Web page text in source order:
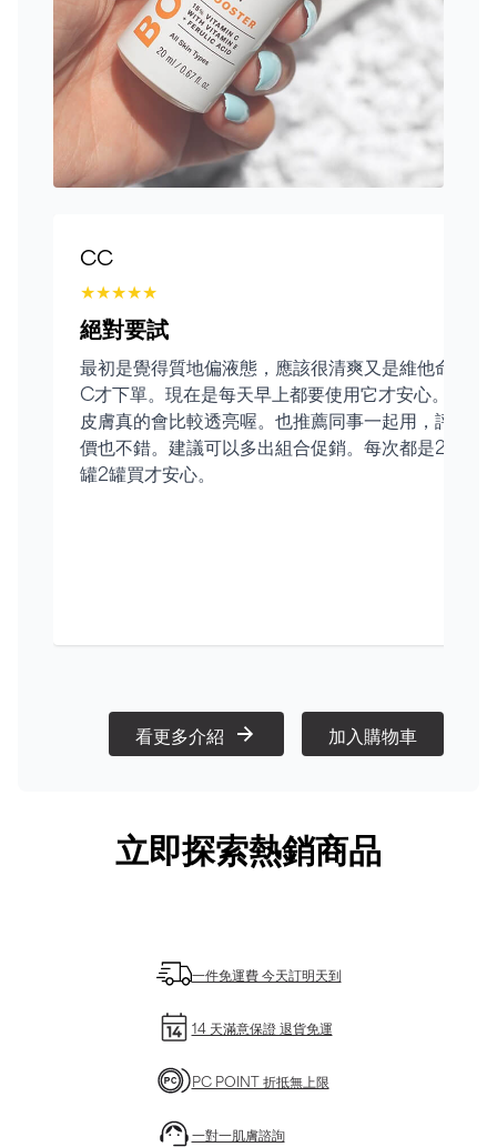
CC
★★★★★
絕對要試
最初是覺得質地偏液態，應該很清爽又是維他命
C才下單。現在是每天早上都要使用它才安心。
皮膚真的會比較透亮喔。也推薦同事一起用，評
價也不錯。建議可以多出組合促銷。每次都是2
罐2罐買才安心。
看更多介紹 加入購物車
立即探索熱銷商品
一件免運費 今天訂明天到
14 天滿意保證 退貨免運
PC POINT 折抵無上限
一對一肌膚諮詢